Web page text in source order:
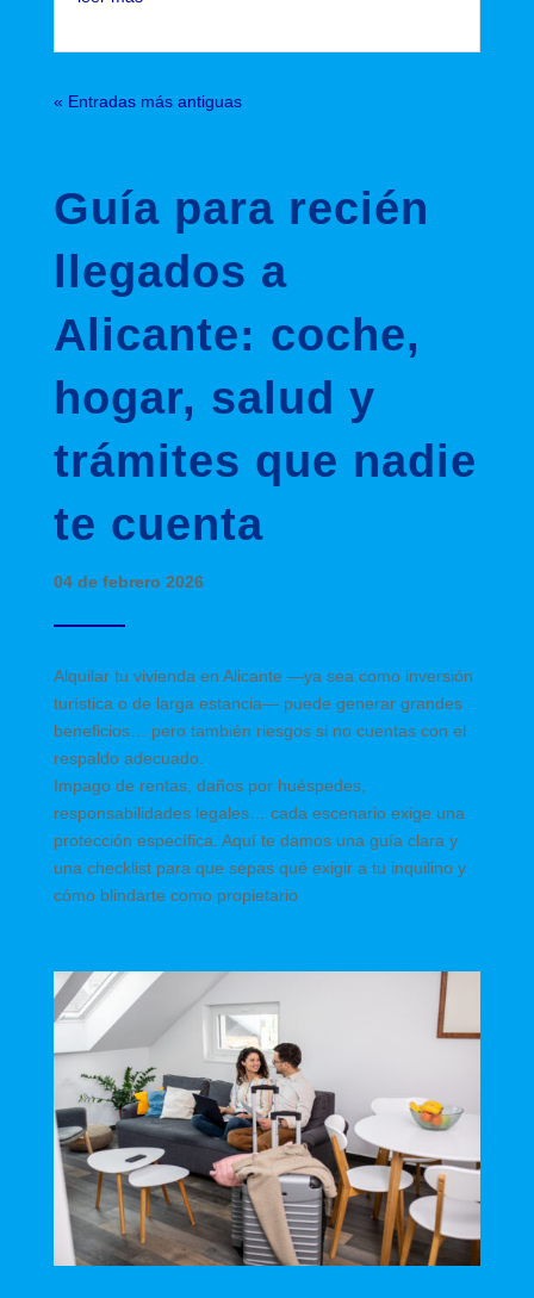
« Entradas más antiguas
Guía para recién
llegados a
Alicante: coche,
hogar, salud y
trámites que nadie
te cuenta
04 de febrero 2026
Alquilar tu vivienda en Alicante —ya sea como inversión
turística o de larga estancia— puede generar grandes
beneficios… pero también riesgos si no cuentas con el
respaldo adecuado.
Impago de rentas, daños por huéspedes,
responsabilidades legales… cada escenario exige una
protección específica. Aquí te damos una guía clara y
una checklist para que sepas qué exigir a tu inquilino y
cómo blindarte como propietario